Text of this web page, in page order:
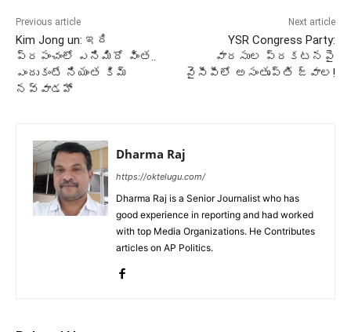
Previous article
Kim Jong un: ఇది
ప్రపంచంలో ఎనిమిదో వింత..
ఎందుకంటే నియంత కిమ్
నవ్వాడహో
Next article
YSR Congress Party:
వారసుల ప్రకటనపై
వైసీపీలో అసంతృప్తి జ్వాల!
Dharma Raj
https://oktelugu.com/
Dharma Raj is a Senior Journalist who has
good experience in reporting and had worked
with top Media Organizations. He Contributes
articles on AP Politics.